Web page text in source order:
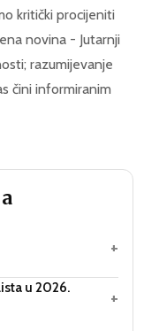
kritički procijeniti
novina - Jutarnji
razumijevanje
čini informiranim
+
u 2026.
+